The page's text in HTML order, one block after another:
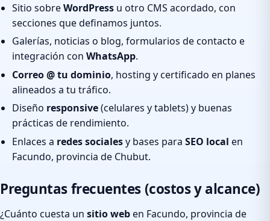
Sitio sobreWordPress u otro CMS acordado, con
secciones que definamos juntos.
Galerías, noticias o blog, formularios de contacto e
integración con WhatsApp.
Correo @ tu dominio, hosting y certificado en planes
alineados a tu tráfico.
Diseño responsive(celulares y tablets) y buenas
prácticas de rendimiento.
Enlaces a redes socialesy bases para SEO local en
Facundo, provincia de Chubut.
Preguntas frecuentes (costos y alcance)
¿Cuánto cuesta un sitio weben Facundo, provincia de